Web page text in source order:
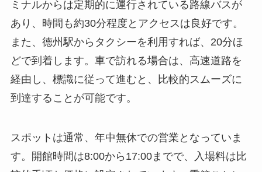
到達することが可能です。
スポットは通常、年中無休での営業となっていま
す。開館時間は8:00から17:00までで、入場料は比
異なるイベントが催されることもあり、訪問する
しょう。